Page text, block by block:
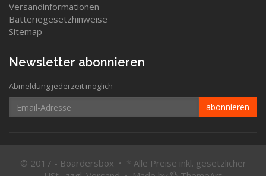
Versandinformationen
Batteriegesetzhinweise
Sitemap
Newsletter abonnieren
Abmeldung jederzeit möglich
Email-
Adresse
abonnieren
© 2017 - Boardersbox • * Alle Preise inkl. gesetzlicher